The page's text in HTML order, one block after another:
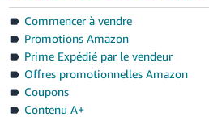
Commencer à vendre
Promotions Amazon
Prime Expédié par le vendeur
Offres promotionnelles Amazon
Coupons
Contenu A+